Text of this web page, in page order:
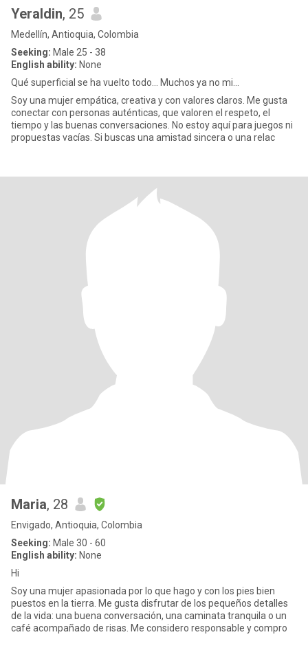
Yeraldin, 25
Medellín, Antioquia, Colombia
Seeking: Male 25 - 38
English ability: None
Qué superficial se ha vuelto todo… Muchos ya no mi...
Soy una mujer empática, creativa y con valores claros. Me gusta
conectar con personas auténticas, que valoren el respeto, el
tiempo y las buenas conversaciones. No estoy aquí para juegos ni
propuestas vacías. Si buscas una amistad sincera o una relac
Maria, 28
Envigado, Antioquia, Colombia
Seeking: Male 30 - 60
English ability: None
Hi
Soy una mujer apasionada por lo que hago y con los pies bien
puestos en la tierra. Me gusta disfrutar de los pequeños detalles
de la vida: una buena conversación, una caminata tranquila o un
café acompañado de risas. Me considero responsable y compro